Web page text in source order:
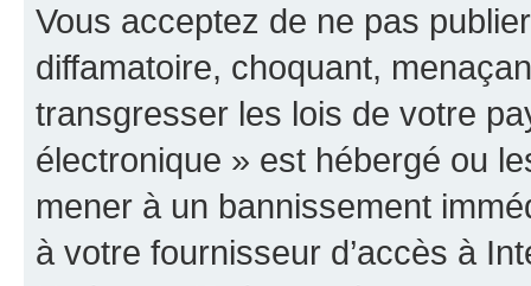
Vous acceptez de ne pas
diffamatoire, choquant,
transgresser les lois de votre
électronique » est hébergé ou
mener à un bannissement
à votre fournisseur d’accès à